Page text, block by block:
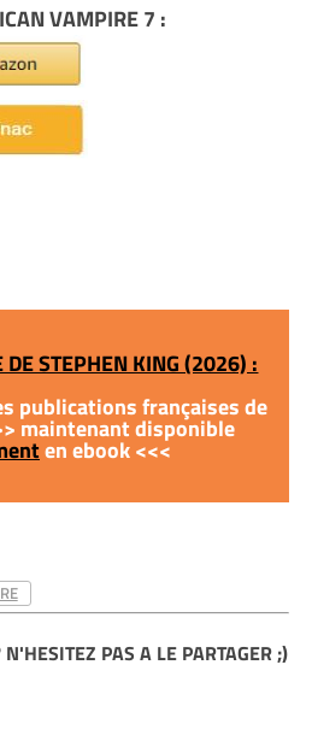
VAMPIRE 7 :
STEPHEN KING (2026) :
publications françaises de
maintenant disponible
en ebook <<<
PAS A LE PARTAGER ;)